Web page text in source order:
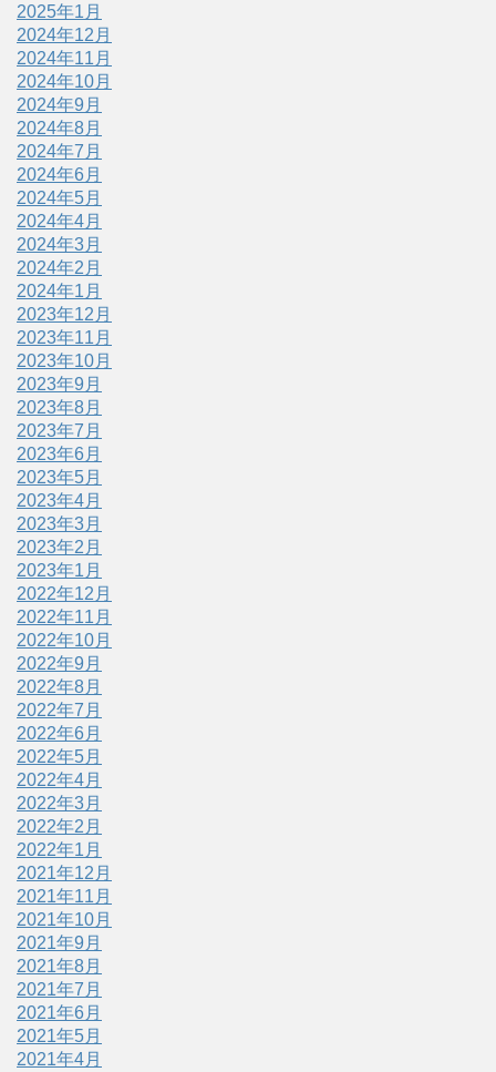
2025年1月
2024年12月
2024年11月
2024年10月
2024年9月
2024年8月
2024年7月
2024年6月
2024年5月
2024年4月
2024年3月
2024年2月
2024年1月
2023年12月
2023年11月
2023年10月
2023年9月
2023年8月
2023年7月
2023年6月
2023年5月
2023年4月
2023年3月
2023年2月
2023年1月
2022年12月
2022年11月
2022年10月
2022年9月
2022年8月
2022年7月
2022年6月
2022年5月
2022年4月
2022年3月
2022年2月
2022年1月
2021年12月
2021年11月
2021年10月
2021年9月
2021年8月
2021年7月
2021年6月
2021年5月
2021年4月